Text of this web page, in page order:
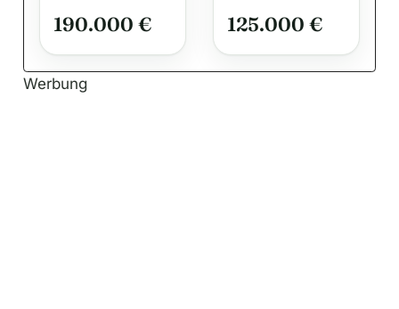
renditenreiche
n Vermietung
190.000 € 125.000 €
Werbung